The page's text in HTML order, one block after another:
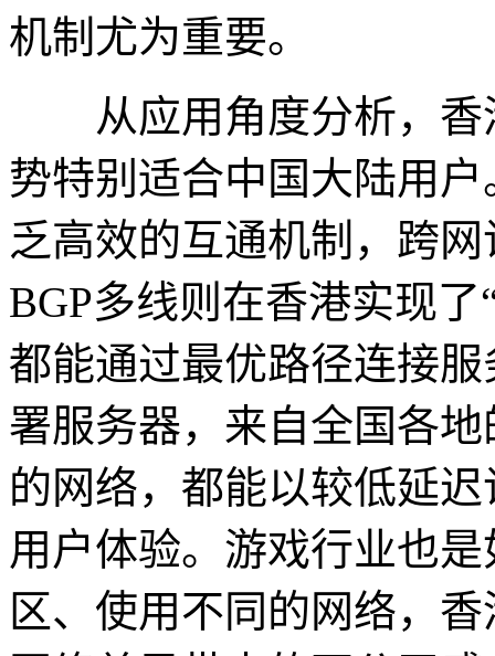
机制尤为重要。
从应用角度分析，香
势特别适合中国大陆用
乏高效的互通机制，跨
BGP多线则在香港实现
都能通过最优路径连接
署服务器，来自全国各
的网络，都能以较低延
用户体验。游戏行业也
区、使用不同的网络，